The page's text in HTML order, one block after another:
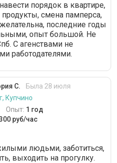
порядок в квартире,
продукты, смена памперса,
последние годы
опыт большой. Не
С агенствами не
работодателями.
С.
Была 28 июля
Купчино
Опыт: 1 год
руб/час
людьми, заботиться,
выходить на прогулку.